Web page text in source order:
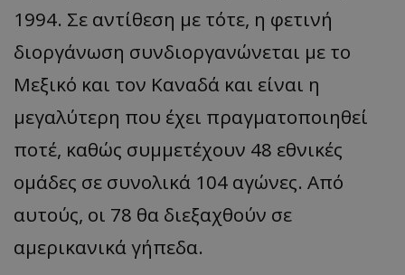
1994. Σε αντίθεση με τότε, η φετινή
διοργάνωση συνδιοργανώνεται με το
Μεξικό και τον Καναδά και είναι η
μεγαλύτερη που έχει πραγματοποιηθεί
ποτέ, καθώς συμμετέχουν 48 εθνικές
ομάδες σε συνολικά 104 αγώνες. Από
αυτούς, οι 78 θα διεξαχθούν σε
αμερικανικά γήπεδα.